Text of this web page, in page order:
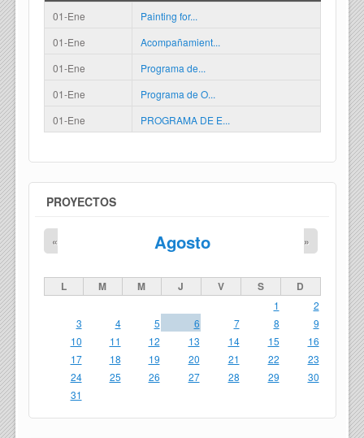
01-Ene
Painting for...
01-Ene
Acompañamient...
01-Ene
Programa de...
01-Ene
Programa de O...
01-Ene
PROGRAMA DE E...
PROYECTOS
Agosto
« »
L M M J V S D
1
2
3
4 5 6 7 8
9
10
11 12 13 14 15
16
17
18 19 20 21 22
23
24
25 26 27 28 29
30
31